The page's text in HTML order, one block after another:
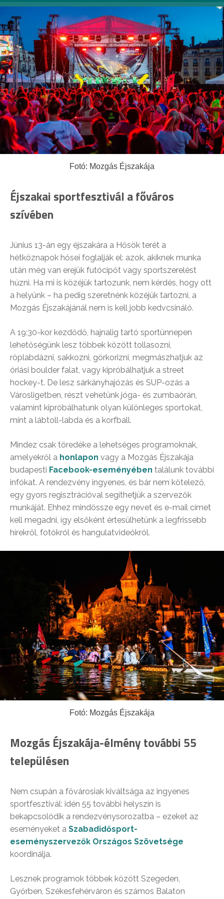
Fotó: Mozgás Éjszakája
Éjszakai sportfesztivál a főváros
szívében
Június 13-án egy éjszakára a Hősök terét a
hétköznapok hősei foglalják el: azok, akiknek munka
után még van erejük futócipőt vagy sportszerelést
húzni. Ha mi is közéjük tartozunk, nem kérdés, hogy ott
a helyünk – ha pedig szeretnénk közéjük tartozni, a
Mozgás Éjszakájánál nem is kell jobb kedvcsináló.
A 19:30-kor kezdődő, hajnalig tartó sportünnepen
lehetőségünk lesz többek között tollasozni,
röplabdázni, sakkozni, görkorizni, megmászhatjuk az
óriási boulder falat, vagy kipróbálhatjuk a street
hockey-t. De lesz sárkányhajózás és SUP-ozás a
Városligetben, részt vehetünk jóga- és zumbaórán,
valamint kipróbálhatunk olyan különleges sportokat,
mint a lábtoll-labda és a korfball.
Mindez csak töredéke a lehetséges programoknak,
amelyekről a honlapon vagy a Mozgás Éjszakája
budapesti Facebook-eseményében találunk további
infókat. A rendezvény ingyenes, és bár nem kötelező,
egy gyors regisztrációval segíthetjük a szervezők
munkáját. Ehhez mindössze egy nevet és e-mail címet
kell megadni, így elsőként értesülhetünk a legfrissebb
hírekről, fotókról és hangulatvideókról.
Fotó: Mozgás Éjszakája
Mozgás Éjszakája-élmény további 55
településen
Nem csupán a fővárosiak kiváltsága az ingyenes
sportfesztivál: idén 55 további helyszín is
bekapcsolódik a rendezvénysorozatba – ezeket az
eseményeket a Szabadidősport-
eseményszervezők Országos Szövetsége
koordinálja.
Lesznek programok többek között Szegeden,
Győrben, Székesfehérváron és számos Balaton